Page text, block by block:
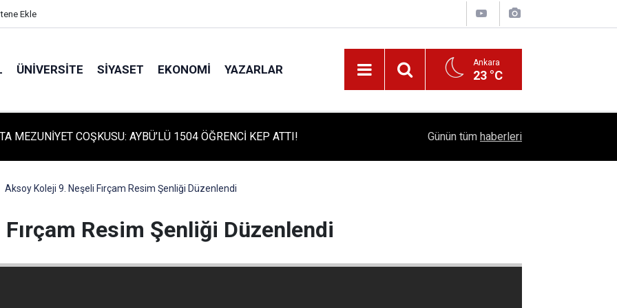
Ekle
ÜNIVERSITE SIYASET EKONOMI YAZARLAR Ankara
23 °C
TARİHİ GÜN: PROTÜRK PLAZMA FRAKSİNASYON TESİSİ'NİN
ATILDI
Belli Oldu!
Günün tüm haberleri
Aksoy Koleji 9. Neşeli Fırçam Resim Şenliği Düzenlendi
Resim Şenliği Düzenlendi